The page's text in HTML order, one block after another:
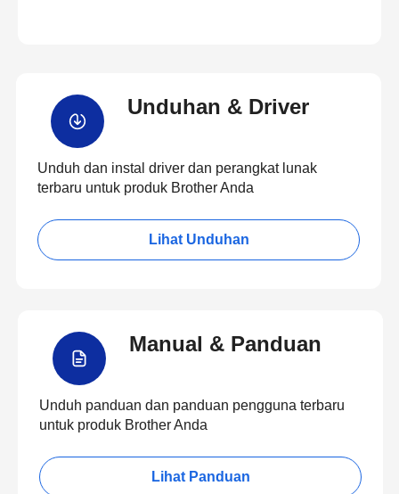
Unduhan & Driver
Unduh dan instal driver dan perangkat lunak
terbaru untuk produk Brother Anda
Lihat Unduhan
Manual & Panduan
Unduh panduan dan panduan pengguna terbaru
untuk produk Brother Anda
Lihat Panduan